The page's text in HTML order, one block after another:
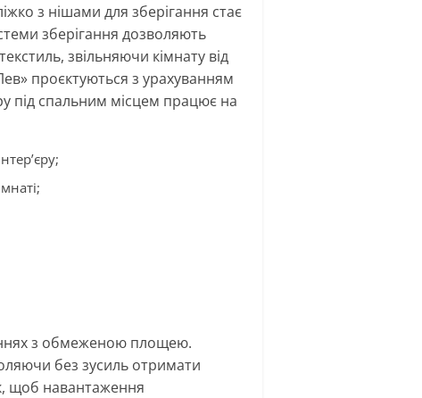
з нішами для зберігання стає
зберігання дозволяють
звільняючи кімнату від
проєктуються з урахуванням
під спальним місцем працює на
з обмеженою площею.
без зусиль отримати
щоб навантаження